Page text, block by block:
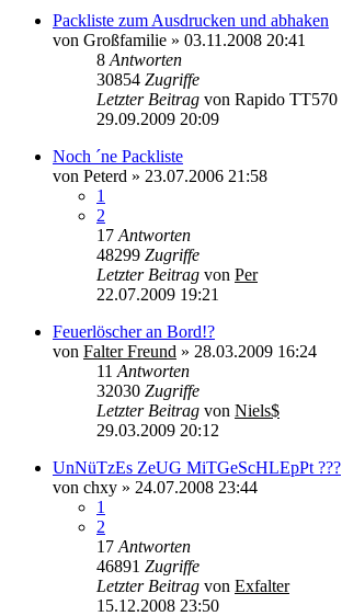
Packliste zum Ausdrucken und abhaken
von Großfamilie » 03.11.2008 20:41
8 Antworten
30854 Zugriffe
Letzter Beitrag von Rapido TT570
29.09.2009 20:09
Noch ´ne Packliste
von Peterd » 23.07.2006 21:58
1
2
17 Antworten
48299 Zugriffe
Letzter Beitrag von Per
22.07.2009 19:21
Feuerlöscher an Bord!?
von Falter Freund » 28.03.2009 16:24
11 Antworten
32030 Zugriffe
Letzter Beitrag von Niels$
29.03.2009 20:12
UnNüTzEs ZeUG MiTGeScHLEpPt ???
von chxy » 24.07.2008 23:44
1
2
17 Antworten
46891 Zugriffe
Letzter Beitrag von Exfalter
15.12.2008 23:50